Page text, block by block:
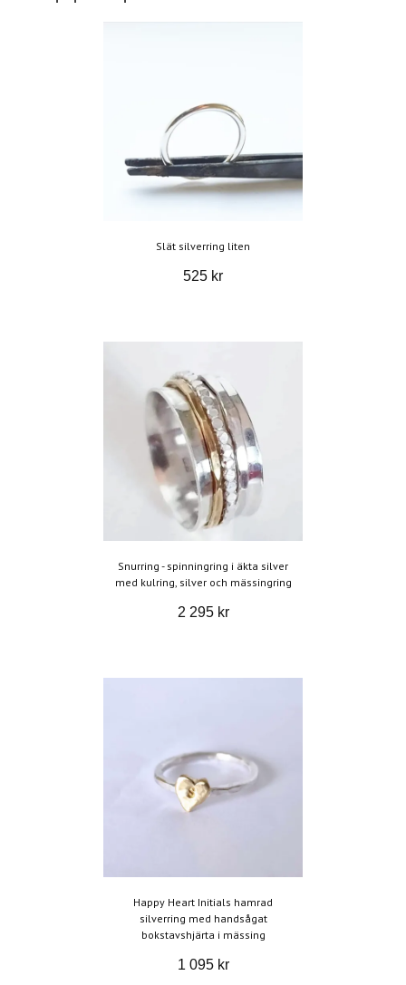
Slät silverring liten
525 kr
Snurring - spinningring i äkta silver
med kulring, silver och mässingring
2 295 kr
Happy Heart Initials hamrad
silverring med handsågat
bokstavshjärta i mässing
1 095 kr